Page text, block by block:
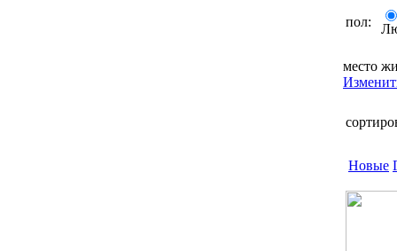
пол:
место
Новые